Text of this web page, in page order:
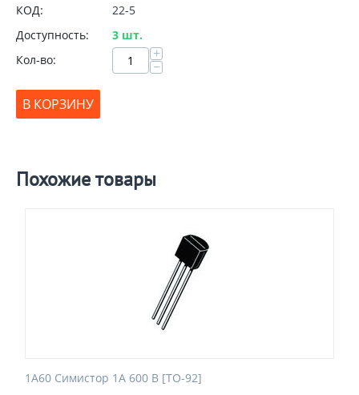
КОД:
22-5
Доступность:
3 шт.
Кол-во:
+
−
В КОРЗИНУ
Похожие товары
1A60 Симистор 1A 600 В [TO-92]